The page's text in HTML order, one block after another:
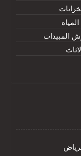
المبيدات